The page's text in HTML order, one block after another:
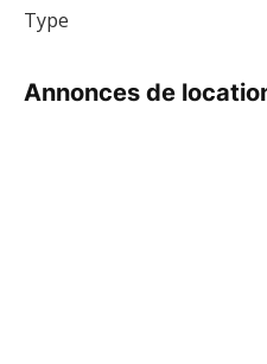
Annonces de
Type